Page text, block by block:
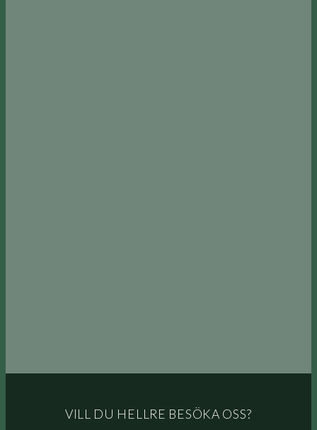
VILL DU HELLRE BESÖKA OSS?